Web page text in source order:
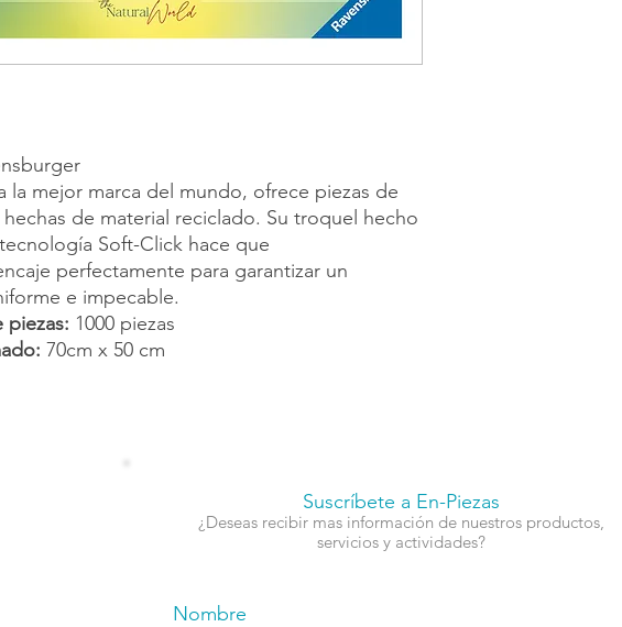
la mejor marca del mundo, ofrece piezas de
de material reciclado. Su troquel hecho
Soft-Click hace que
perfectamente para garantizar un
e impecable.
piezas: 1000 piezas
70cm x 50 cm
Suscríbete a En-Piezas
¿Deseas recibir mas información de nuestros productos,
servicios y actividades?
Nombre